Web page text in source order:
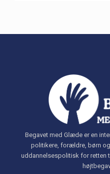
Begavet med Glæde er en
politikere, forældre, børn
uddannelsespolitisk for retten